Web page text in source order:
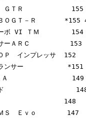
　　　　　　　　
ンＧＭＳ　Ｅｖｏ